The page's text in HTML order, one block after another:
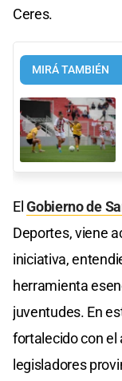
Ceres.
MIRÁ TAMBIÉN
ElGobierno de
Deportes, viene
iniciativa,
herramienta
juventudes. En
fortalecido con
legisladores